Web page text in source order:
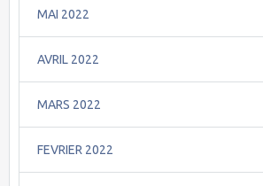
MAI 2022
AVRIL 2022
MARS 2022
FEVRIER 2022